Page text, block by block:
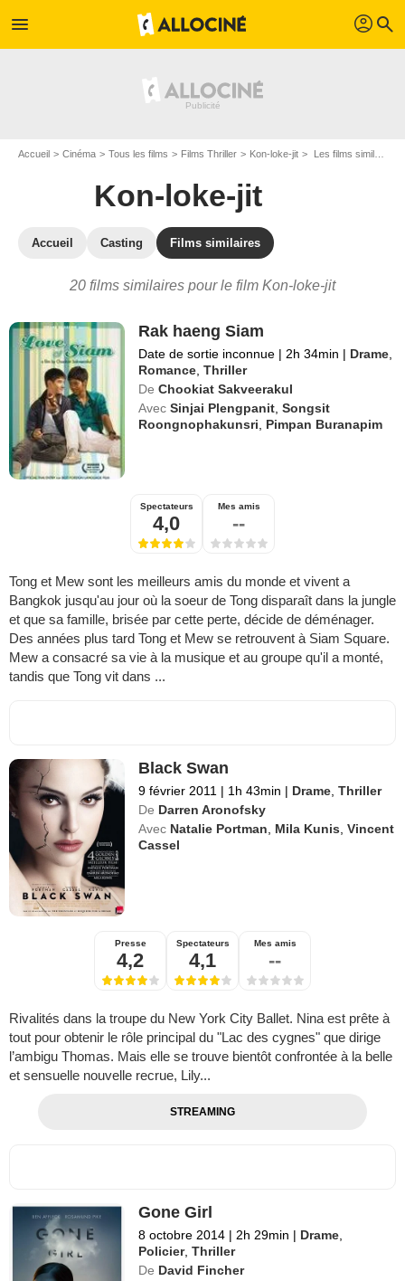
menu profil search
Accueil Cinéma Tous les films Films Thriller Kon-loke-jit Les films similaires à "Kon-loke-jit"
Kon-loke-jit
Accueil Casting Films similaires
20 films similaires pour le film Kon-loke-jit
Rak haeng Siam
Date de sortie inconnue | 2h 34min | Drame
Romance ,Thriller
De Chookiat Sakveerakul
Avec Sinjai Plengpanit ,Songsit
Roongnophakunsri
Pimpan Buranapim
Spectateurs
4,0
Mes amis
--
Tong et Mew sont les meilleurs amis du monde et vivent a
Bangkok jusqu'au jour où la soeur de Tong disparaît dans la jungle
et que sa famille, brisée par cette perte, décide de déménager.
Des années plus tard Tong et Mew se retrouvent à Siam Square.
Mew a consacré sa vie à la musique et au groupe qu'il a monté,
tandis que Tong vit dans ...
Black Swan
9 février 2011 | 1h 43min | Drame ,Thriller
De Darren Aronofsky
Avec Natalie Portman Mila Kunis ,Vincent
Cassel
Presse
4,2
Spectateurs
4,1
Mes amis
--
Rivalités dans la troupe du New York City Ballet. Nina est prête à
tout pour obtenir le rôle principal du "Lac des cygnes" que dirige
l’ambigu Thomas. Mais elle se trouve bientôt confrontée à la belle
et sensuelle nouvelle recrue, Lily...
STREAMING
Gone Girl
8 octobre 2014 | 2h 29min | Drame
Policier,Thriller
De David Fincher